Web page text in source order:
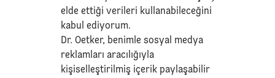
elde ettiği verileri kullanabileceğini
kabul ediyorum.
Dr. Oetker, benimle sosyal medya
reklamları aracılığıyla
kişiselleştirilmiş içerik paylaşabilir